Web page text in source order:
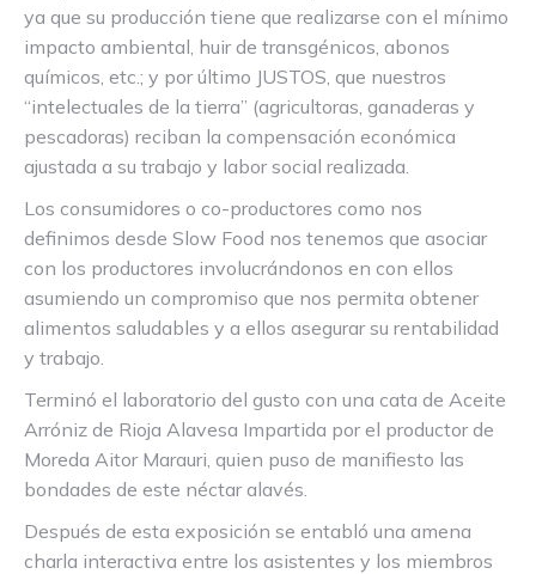
ya que su producción tiene que realizarse con el mínimo
impacto ambiental, huir de transgénicos, abonos
químicos, etc.; y por último JUSTOS, que nuestros
“intelectuales de la tierra” (agricultoras, ganaderas y
pescadoras) reciban la compensación económica
ajustada a su trabajo y labor social realizada.
Los consumidores o co-productores como nos
definimos desde Slow Food nos tenemos que asociar
con los productores involucrándonos en con ellos
asumiendo un compromiso que nos permita obtener
alimentos saludables y a ellos asegurar su rentabilidad
y trabajo.
Terminó el laboratorio del gusto con una cata de Aceite
Arróniz de Rioja Alavesa Impartida por el productor de
Moreda Aitor Marauri, quien puso de manifiesto las
bondades de este néctar alavés.
Después de esta exposición se entabló una amena
charla interactiva entre los asistentes y los miembros